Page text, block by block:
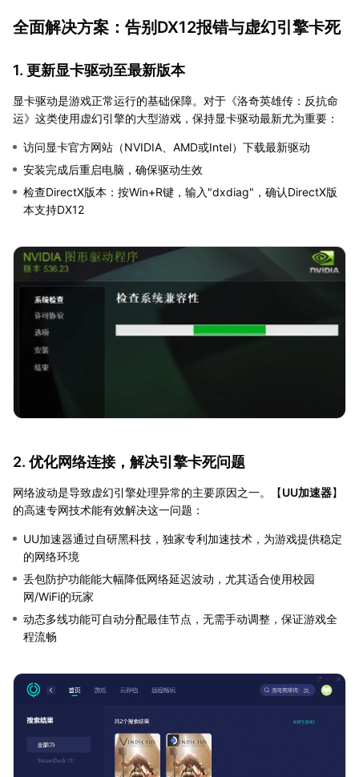
全面解决方案：告别DX12报错与虚幻引擎卡死
1. 更新显卡驱动至最新版本
显卡驱动是游戏正常运行的基础保障。对于《洛奇英雄传：反抗命
运》这类使用虚幻引擎的大型游戏，保持显卡驱动最新尤为重要：
访问显卡官方网站（NVIDIA、AMD或Intel）下载最新驱动
安装完成后重启电脑，确保驱动生效
检查DirectX版本：按Win+R键，输入"dxdiag"，确认DirectX版
本支持DX12
2. 优化网络连接，解决引擎卡死问题
网络波动是导致虚幻引擎处理异常的主要原因之一。【UU加速器】
的高速专网技术能有效解决这一问题：
UU加速器通过自研黑科技，独家专利加速技术，为游戏提供稳定
的网络环境
丢包防护功能能大幅降低网络延迟波动，尤其适合使用校园
网/WiFi的玩家
动态多线功能可自动分配最佳节点，无需手动调整，保证游戏全
程流畅